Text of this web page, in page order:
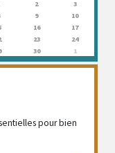
2
3
9
10
16
17
23
24
30 1
pour bien